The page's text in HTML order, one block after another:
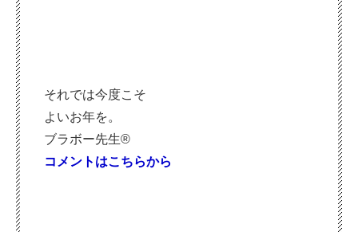
それでは今度こそ
よいお年を。
ブラボー先生®
コメントはこちらから